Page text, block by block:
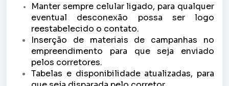
Manter sempre celular ligado, para qualquer
eventual desconexão possa ser logo
reestabelecido o contato.
Inserção de materiais de campanhas no
empreendimento para que seja enviado
pelos corretores.
Tabelas e disponibilidade atualizadas, para